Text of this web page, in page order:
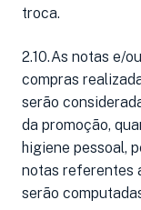
troca.
2.10.As notas e/
compras
serão
da promoção,
higiene pessoal,
notas referentes
serão